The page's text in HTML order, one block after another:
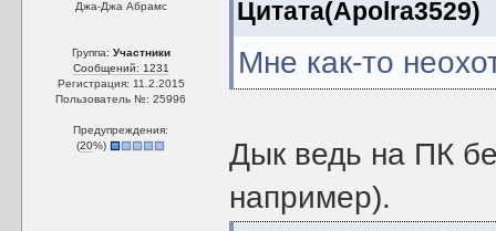
Джа-Джа Абрамс
Группа: Участники
Сообщений: 1231
Регистрация: 11.2.2015
Пользователь №: 25996
Предупреждения:
(20%)
Цитата(Apolra3529)
Мне как-то
Дык ведь на ПК
например).